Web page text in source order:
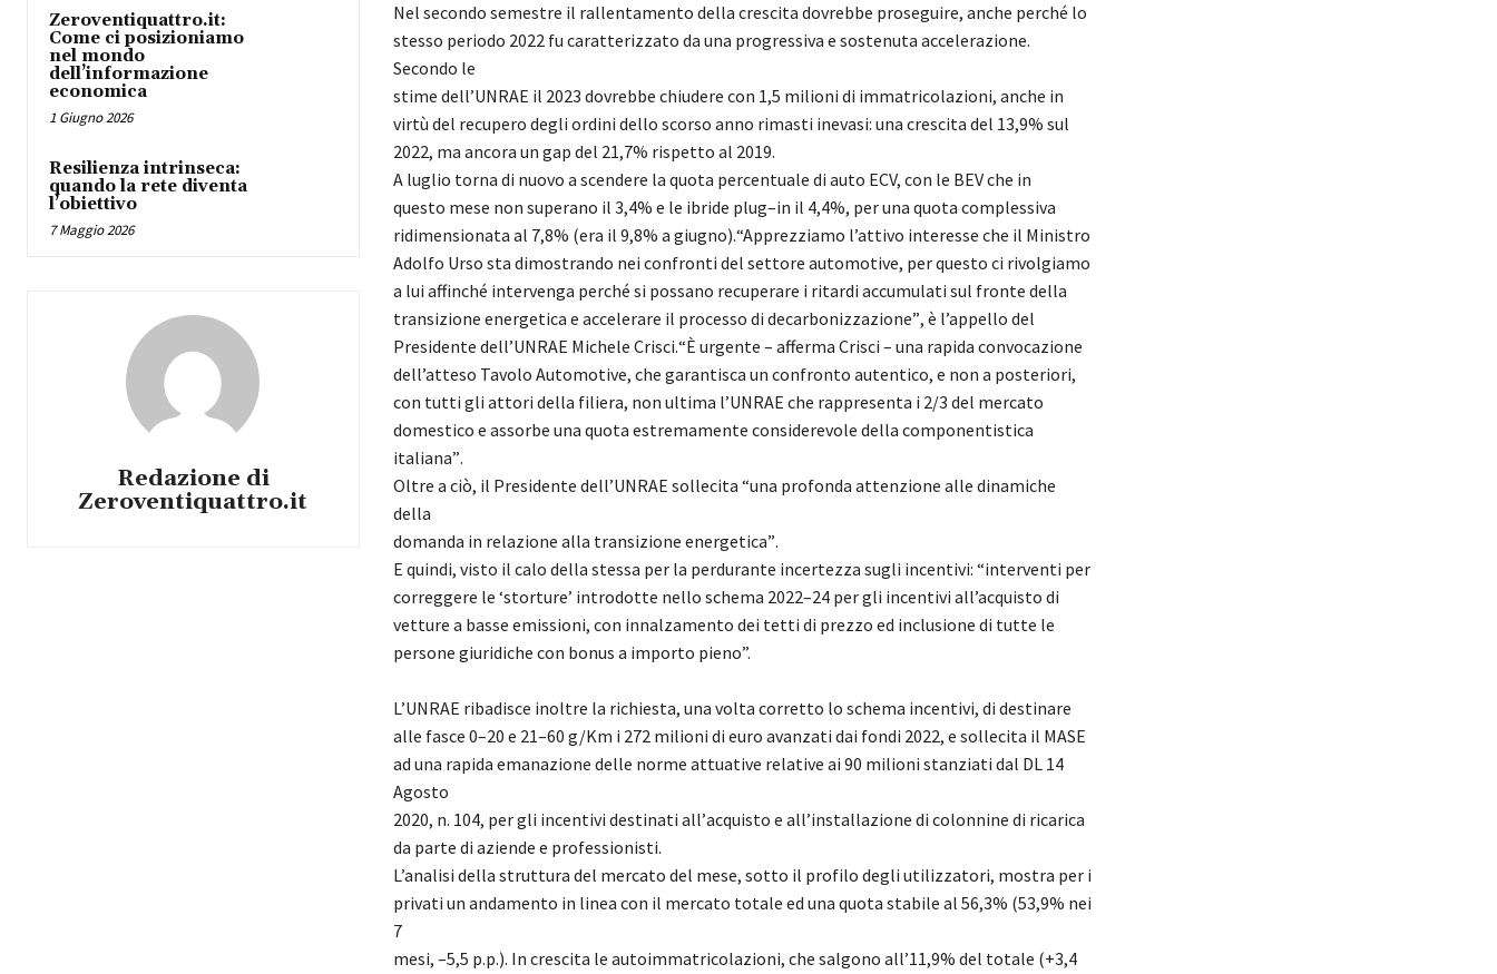
Zeroventiquattro.it:
Come ci posizioniamo
nel mondo
dell’informazione
economica
1 Giugno 2026
Resilienza intrinseca:
quando la rete diventa
l’obiettivo
7 Maggio 2026
Redazione di
Zeroventiquattro.it
Nel secondo semestre il rallentamento della crescita dovrebbe proseguire, anche perché lo
stesso periodo 2022 fu caratterizzato da una progressiva e sostenuta accelerazione.
Secondo le
stime dell’UNRAE il 2023 dovrebbe chiudere con 1,5 milioni di immatricolazioni, anche in
virtù del recupero degli ordini dello scorso anno rimasti inevasi: una crescita del 13,9% sul
2022, ma ancora un gap del 21,7% rispetto al 2019.
A luglio torna di nuovo a scendere la quota percentuale di auto ECV, con le BEV che in
questo mese non superano il 3,4% e le ibride plug–in il 4,4%, per una quota complessiva
ridimensionata al 7,8% (era il 9,8% a giugno).“Apprezziamo l’attivo interesse che il Ministro
Adolfo Urso sta dimostrando nei confronti del settore automotive, per questo ci rivolgiamo
a lui affinché intervenga perché si possano recuperare i ritardi accumulati sul fronte della
transizione energetica e accelerare il processo di decarbonizzazione”, è l’appello del
Presidente dell’UNRAE Michele Crisci.“È urgente – afferma Crisci – una rapida convocazione
dell’atteso Tavolo Automotive, che garantisca un confronto autentico, e non a posteriori,
con tutti gli attori della filiera, non ultima l’UNRAE che rappresenta i 2/3 del mercato
domestico e assorbe una quota estremamente considerevole della componentistica
italiana”.
Oltre a ciò, il Presidente dell’UNRAE sollecita “una profonda attenzione alle dinamiche
della
domanda in relazione alla transizione energetica”.
E quindi, visto il calo della stessa per la perdurante incertezza sugli incentivi: “interventi per
correggere le ‘storture’ introdotte nello schema 2022–24 per gli incentivi all’acquisto di
vetture a basse emissioni, con innalzamento dei tetti di prezzo ed inclusione di tutte le
persone giuridiche con bonus a importo pieno”.
L’UNRAE ribadisce inoltre la richiesta, una volta corretto lo schema incentivi, di destinare
alle fasce 0–20 e 21–60 g/Km i 272 milioni di euro avanzati dai fondi 2022, e sollecita il MASE
ad una rapida emanazione delle norme attuative relative ai 90 milioni stanziati dal DL 14
Agosto
2020, n. 104, pergli incentivi destinati all’acquisto e all’installazione di colonnine di ricarica
da parte di aziende e professionisti.
L’analisi della struttura del mercato del mese, sotto il profilo degli utilizzatori, mostra per i
privati un andamento in linea con il mercato totale ed una quota stabile al 56,3% (53,9% nei
7
mesi, –5,5 p.p.). In crescita le autoimmatricolazioni, che salgono all’11,9% del totale (+3,4